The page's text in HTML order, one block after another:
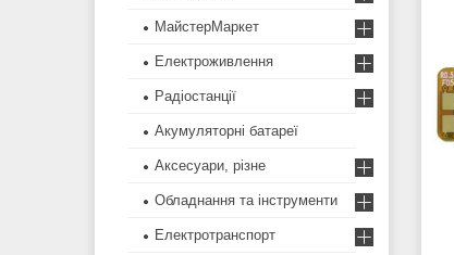
МайстерМаркет
Електроживлення
Радіостанції
Акумуляторні батареї
Аксесуари, різне
Обладнання та інструменти
Електротранспорт